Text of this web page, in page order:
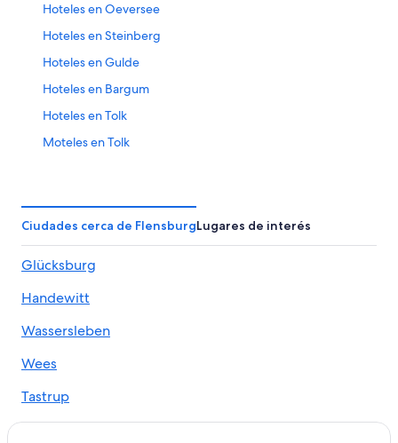
Hoteles en Oeversee
Hoteles en Steinberg
Hoteles en Gulde
Hoteles en Bargum
Hoteles en Tolk
Moteles en Tolk
Apart-Hoteles en Süderbrarup
Hoteles en Olpenitz
Hoteles familiares en Glücksburg
Hoteles en Glücksburg
Hoteles en Süderfahrenstedt
Hoteles de senderismo en Distrito de Frisia
Septentrional
Ciudades cerca de FlensburgLugares de interés
Glücksburg
Handewitt
Wassersleben
Wees
Tastrup